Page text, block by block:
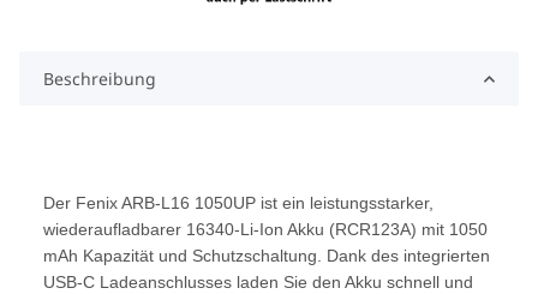
Beschreibung
Der Fenix ARB‑L16 1050UP ist ein leistungsstarker,
wiederaufladbarer 16340‑Li‑Ion Akku (RCR123A) mit 1050
mAh Kapazität und Schutzschaltung. Dank des integrierten
USB‑C Ladeanschlusses laden Sie den Akku schnell und